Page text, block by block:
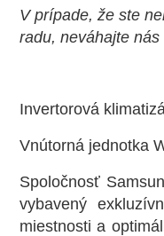
V prípade, že ste
radu, neváhajte
Invertorová
Vnútorná jednotka
Spoločnosť
vybavený
miestnosti a